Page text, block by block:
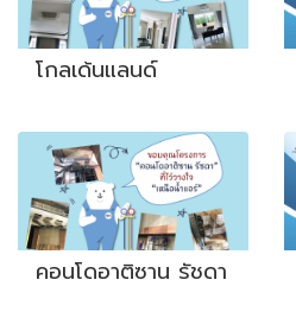
โกลเด้นแลนด์
คอนโดอาติซาน รัชดา